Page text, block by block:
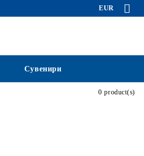
EUR
Сувенири
0 product(s)